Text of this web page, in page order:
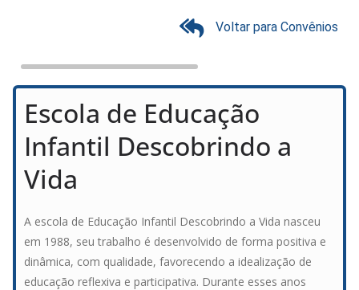
Voltar para Convênios
Escola de Educação
Infantil Descobrindo a
Vida
A escola de Educação Infantil Descobrindo a Vida nasceu
em 1988, seu trabalho é desenvolvido de forma positiva e
dinâmica, com qualidade, favorecendo a idealização de
educação reflexiva e participativa. Durante esses anos